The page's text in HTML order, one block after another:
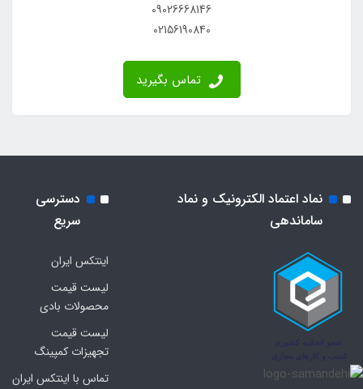
09026668146
02156190840
تماس بگیرید
نماد اعتماد الکترونیک و نماد
ساماندهی
دسترسی
سریع
اینتکس ایران
لیست قیمت
محصولات بادی
لیست قیمت
تجهیزات کمپینگ
تماس با اینتکس ایران